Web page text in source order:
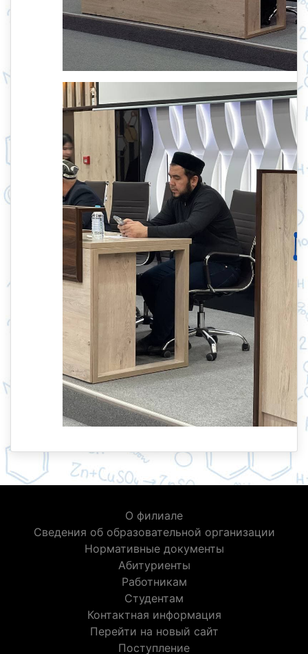
О филиале
Сведения об образовательной организации
Нормативные документы
Абитуриенты
Работникам
Студентам
Контактная информация
Перейти на новый сайт
Поступление